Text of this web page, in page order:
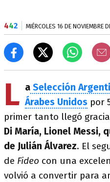
442 MIÉRCOLES 16 DE NOVIEMBRE
L a Selección
Árabes Unidos por
primer tanto llegó
Di María, Lionel Messi,
de Julián Álvarez. El
de Fideo con una
volvió a convertir para